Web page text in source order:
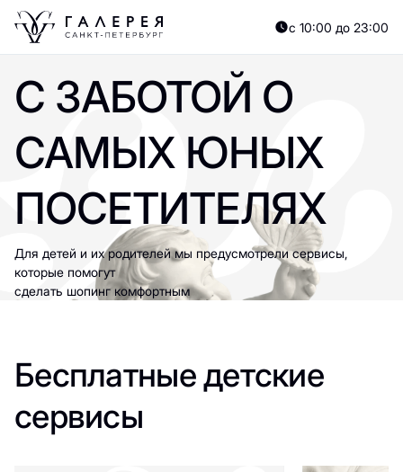
с 10:00 до 23:00
С ЗАБОТОЙ О
САМЫХ ЮНЫХ
ПОСЕТИТЕЛЯХ
Для детей и их родителей мы предусмотрели сервисы,
которые помогут
сделать шопинг комфортным
Бесплатные детские
сервисы